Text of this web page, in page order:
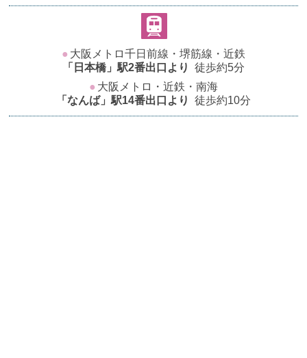
● 大阪メトロ千日前線・堺筋線・近鉄
「日本橋」駅2番出口より
徒歩約5分
● 大阪メトロ・近鉄・南海
「なんば」駅14番出口より
徒歩約10分